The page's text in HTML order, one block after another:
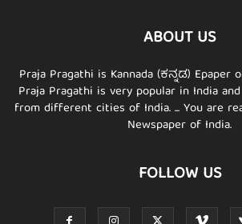
ABOUT US
Praja Pragathi is Kannada (ಕನ್ನಡ) Epaper
Praja Pragathi is very popular in India
from different cities of India. ... You are
Newspaper of India.
FOLLOW US